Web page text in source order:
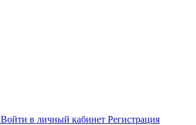
Войти в личный кабинет Регистрация